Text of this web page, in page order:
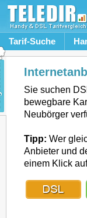
Tarif-Suche
Sie suchen
bewegbare
Neubörger
Tipp: Wer
Anbieter und
einem Klick